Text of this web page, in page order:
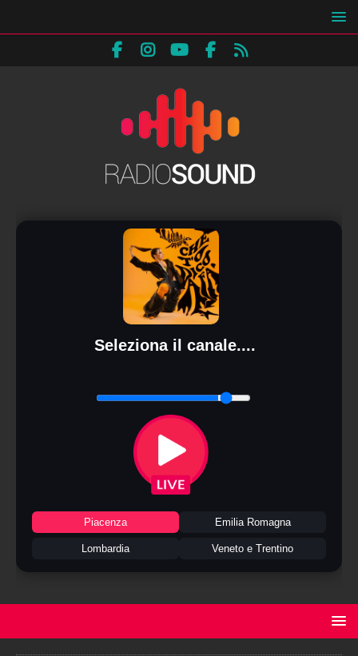
Seleziona il canale....
Piacenza Emilia Romagna
Lombardia Veneto e Trentino